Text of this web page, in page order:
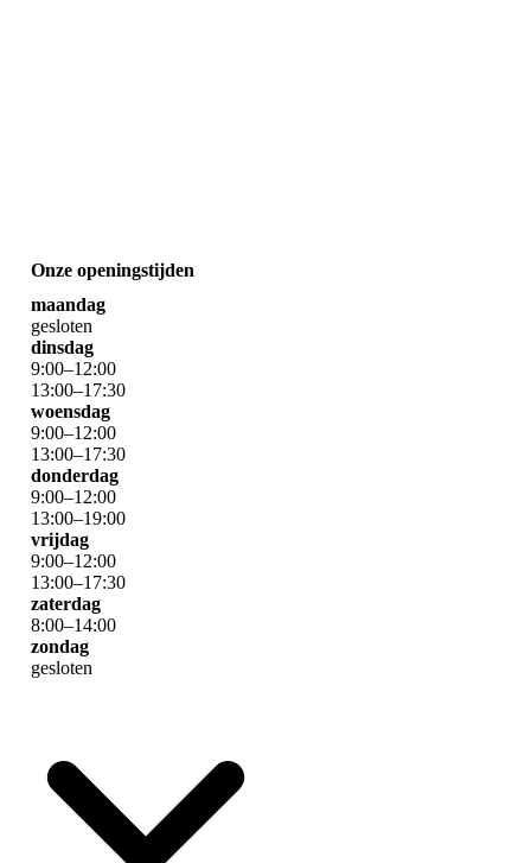
Onze openingstijden
maandag
gesloten
dinsdag
9:00–12:00
13:00–17:30
woensdag
9:00–12:00
13:00–17:30
donderdag
9:00–12:00
13:00–19:00
vrijdag
9:00–12:00
13:00–17:30
zaterdag
8:00–14:00
zondag
gesloten